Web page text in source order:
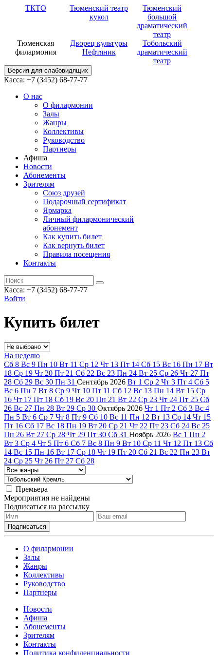
ТКТО
Тюменский театр
кукол
Тюменский
большой
драматический
театр
Тюменская
филармония
Дворец культуры
Нефтяник
Тобольский
драматический
театр
Версия для слабовидящих
Касса: +7 (3452) 68-77-77
О нас
О филармонии
Залы
Жанры
Коллективы
Руководство
Партнеры
Афиша
Новости
Абонементы
Зрителям
Союз друзей
Подарочный сертификат
Ярмарка
Личный филармонический
абонемент
Как купить билет
Как вернуть билет
Правила посещения
Контакты
Касса: +7 (3452) 68-77-77
Войти
Купить билет
На неделю
Сб 8 Вс 9 Пн 10 Вт 11 Ср 12 Чт 13 Пт 14 Сб 15 Вс 16 Пн 17 Вт
18 Ср 19 Чт 20 Пт 21 Сб 22 Вс 23 Пн 24 Вт 25 Ср 26 Чт 27 Пт
28 Сб 29 Вс 30 Пн 31 Сентябрь 2026 Вт 1 Ср 2 Чт 3 Пт 4 Сб 5
Вс 6 Пн 7 Вт 8 Ср 9 Чт 10 Пт 11 Сб 12 Вс 13 Пн 14 Вт 15 Ср
16 Чт 17 Пт 18 Сб 19 Вс 20 Пн 21 Вт 22 Ср 23 Чт 24 Пт 25 Сб
26 Вс 27 Пн 28 Вт 29 Ср 30 Октябрь 2026 Чт 1 Пт 2 Сб 3 Вс 4
Пн 5 Вт 6 Ср 7 Чт 8 Пт 9 Сб 10 Вс 11 Пн 12 Вт 13 Ср 14 Чт 15
Пт 16 Сб 17 Вс 18 Пн 19 Вт 20 Ср 21 Чт 22 Пт 23 Сб 24 Вс 25
Пн 26 Вт 27 Ср 28 Чт 29 Пт 30 Сб 31 Ноябрь 2026 Вс 1 Пн 2
Вт 3 Ср 4 Чт 5 Пт 6 Сб 7 Вс 8 Пн 9 Вт 10 Ср 11 Чт 12 Пт 13 Сб
14 Вс 15 Пн 16 Вт 17 Ср 18 Чт 19 Пт 20 Сб 21 Вс 22 Пн 23 Вт
24 Ср 25 Чт 26 Пт 27 Сб 28
Премьера
Мероприятия не найдены
Подписаться на рассылку
О филармонии
Залы
Жанры
Коллективы
Руководство
Партнеры
Новости
Афиша
Абонементы
Зрителям
Контакты
Политика конфиденциальности